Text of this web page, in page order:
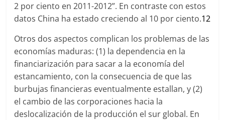
2 por ciento en 2011-2012”. En contraste con estos
datos China ha estado creciendo al 10 por ciento.12
Otros dos aspectos complican los problemas de las
economías maduras: (1) la dependencia en la
financiarización para sacar a la economía del
estancamiento, con la consecuencia de que las
burbujas financieras eventualmente estallan, y (2)
el cambio de las corporaciones hacia la
deslocalización de la producción el sur global. En